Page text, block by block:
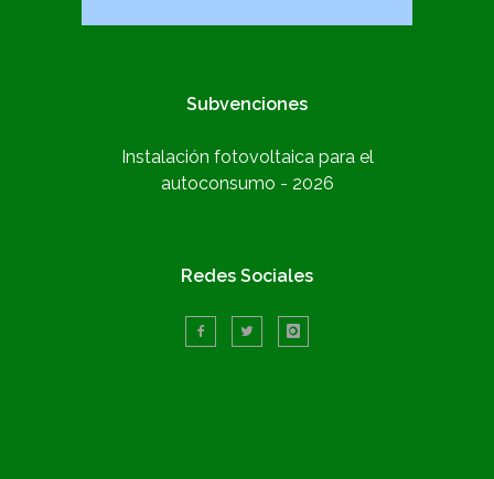
Subvenciones
Instalación fotovoltaica para el
autoconsumo - 2026
Redes Sociales